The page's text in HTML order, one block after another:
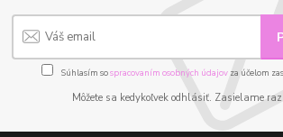
Súhlasím sospracovaním osobných údajov za účelom
Môžete sa kedykoľvek odhlásiť. Zasielame